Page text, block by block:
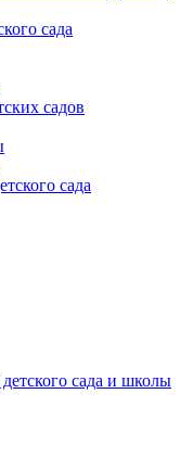
сада
садов
сада
сада и школы